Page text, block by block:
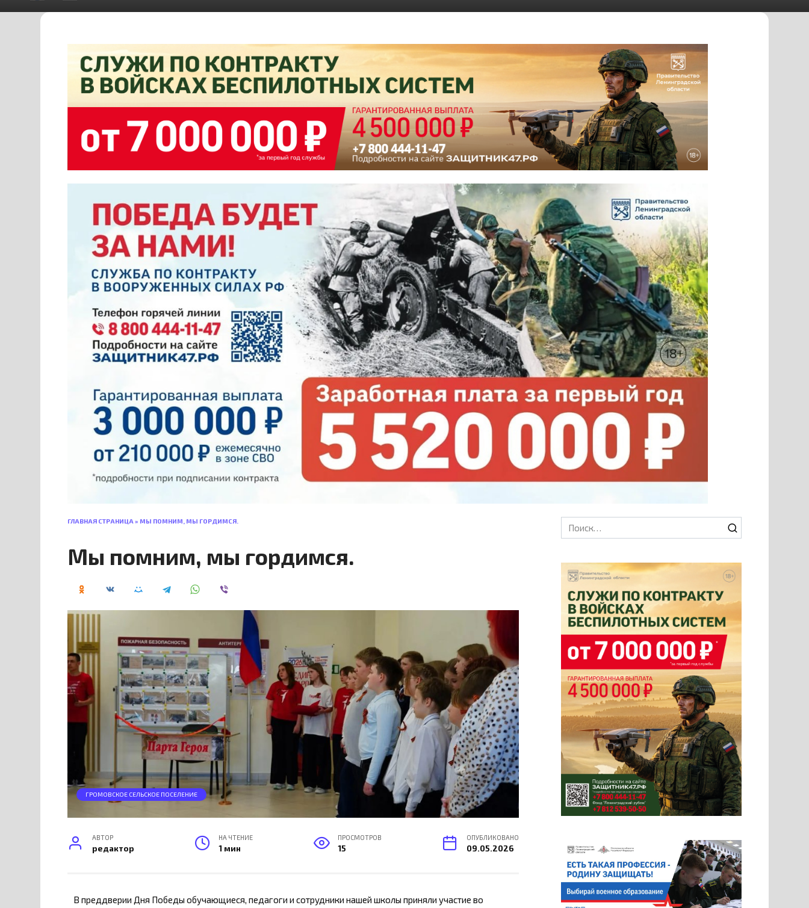
ГЛАВНАЯ СТРАНИЦА» МЫ ПОМНИМ, МЫ ГОРДИМСЯ.
Мы помним, мы гордимся.
ГРОМОВСКОЕ СЕЛЬСКОЕ ПОСЕЛЕНИЕ
АВТОР
редактор
НА ЧТЕНИЕ
1 мин
ПРОСМОТРОВ
15
ОПУБЛИКОВАНО
09.05.2026
В преддверии Дня Победы обучающиеся, педагоги и сотрудники нашей школы приняли участие во
Search
for: